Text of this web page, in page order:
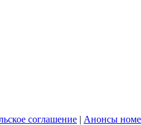
соглашение | Анонсы